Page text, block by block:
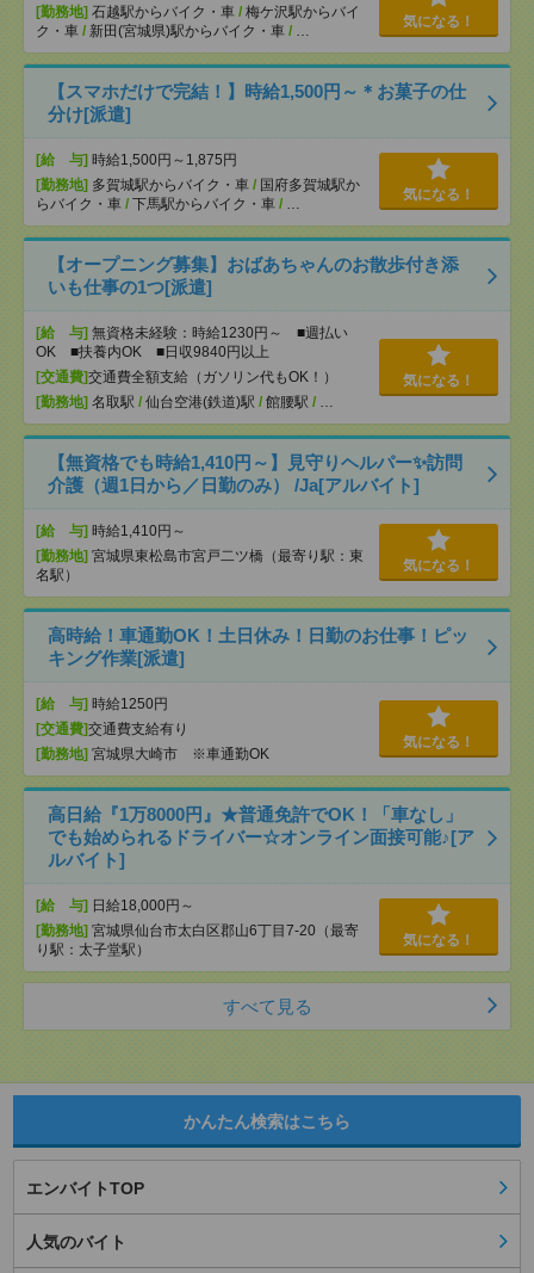
[勤務地] 石越駅からバイク・車 / 梅ケ沢駅からバイ
ク・車 / 新田(宮城県)駅からバイク・車 / …
気になる！
【スマホだけで完結！】時給1,500円～＊お菓子の仕
分け[派遣]
[給 与] 時給1,500円～1,875円
[勤務地] 多賀城駅からバイク・車 / 国府多賀城駅か
らバイク・車 / 下馬駅からバイク・車 / …
気になる！
【オープニング募集】おばあちゃんのお散歩付き添
いも仕事の1つ[派遣]
[給 与] 無資格未経験：時給1230円～ ■週払い
OK ■扶養内OK ■日収9840円以上
[交通費]交通費全額支給（ガソリン代もOK！）
[勤務地] 名取駅 / 仙台空港(鉄道)駅 / 館腰駅 / …
気になる！
【無資格でも時給1,410円～】見守りヘルパー✨訪問
介護（週1日から／日勤のみ） /Ja[アルバイト]
[給 与] 時給1,410円～
[勤務地] 宮城県東松島市宮戸二ツ橋（最寄り駅：東
名駅）
気になる！
高時給！車通勤OK！土日休み！日勤のお仕事！ピッ
キング作業[派遣]
[給 与] 時給1250円
[交通費]交通費支給有り
[勤務地] 宮城県大崎市 ※車通勤OK
気になる！
高日給『1万8000円』★普通免許でOK！「車なし」
でも始められるドライバー☆オンライン面接可能♪[ア
ルバイト]
[給 与] 日給18,000円～
[勤務地] 宮城県仙台市太白区郡山6丁目7-20（最寄
り駅：太子堂駅）
気になる！
すべて見る
かんたん検索はこちら
エンバイトTOP
人気のバイト